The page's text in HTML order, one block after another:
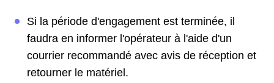
Si la période d'engagement est terminée, il
faudra en informer l'opérateur à l'aide d'un
courrier recommandé avec avis de réception et
retourner le matériel.